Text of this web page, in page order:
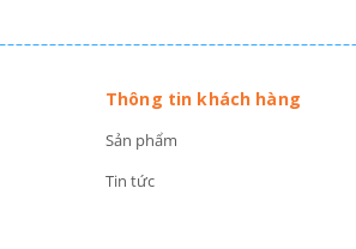
Thông tin khách hàng
Sản phẩm
Tin tức